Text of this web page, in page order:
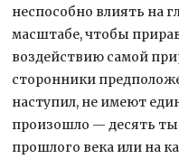
неспособно влиять на
масштабе, чтобы
воздействию самой
сторонники
наступил, не имеют
произошло — десять
прошлого века или на